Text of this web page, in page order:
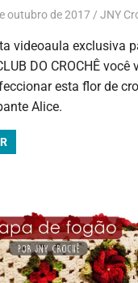
exclusivas,Coleção
outubro de 2017 JNY
videoaula exclusiva
DO CROCHÊ você
esta flor de
Alice.